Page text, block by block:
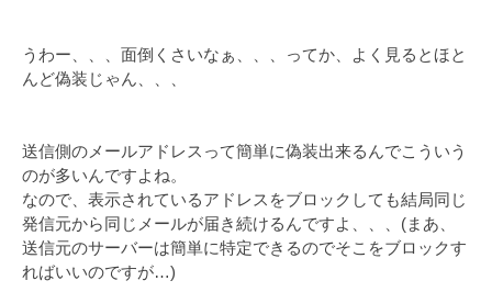
うわー、、、面倒くさいなぁ、、、ってか、よく見るとほと
んど偽装じゃん、、、
送信側のメールアドレスって簡単に偽装出来るんでこういう
のが多いんですよね。
なので、表示されているアドレスをブロックしても結局同じ
発信元から同じメールが届き続けるんですよ、、、(まあ、
送信元のサーバーは簡単に特定できるのでそこをブロックす
ればいいのですが…)